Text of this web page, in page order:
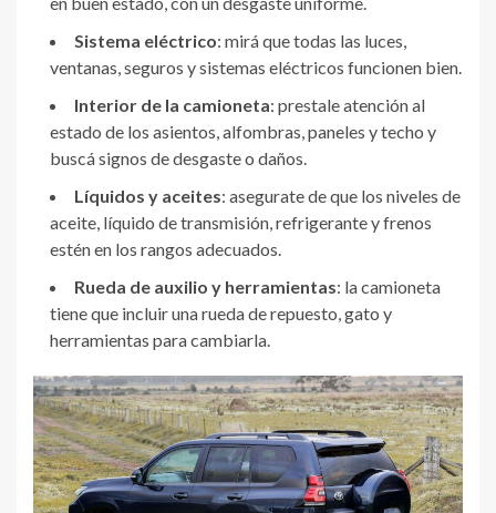
Sistema eléctrico: mirá que todas las luces,
ventanas, seguros y sistemas eléctricos funcionen bien.
Interior de la camioneta: prestale atención al
estado de los asientos, alfombras, paneles y techo y
buscá signos de desgaste o daños.
Líquidos y aceites: asegurate de que los niveles de
aceite, líquido de transmisión, refrigerante y frenos
estén en los rangos adecuados.
Rueda de auxilio y herramientas: la camioneta
tiene que incluir una rueda de repuesto, gato y
herramientas para cambiarla.